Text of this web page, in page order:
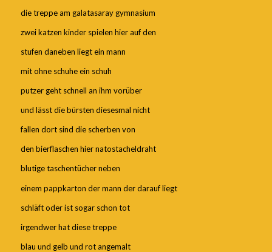
die treppe am galatasaray gymnasium
zwei katzen kinder spielen hier auf den
stufen daneben liegt ein mann
mit ohne schuhe ein schuh
putzer geht schnell an ihm vorüber
und lässt die bürsten diesesmal nicht
fallen dort sind die scherben von
den bierflaschen hier natostacheldraht
blutige taschentücher neben
einem pappkarton der mann der darauf liegt
schläft oder ist sogar schon tot
irgendwer hat diese treppe
blau und gelb und rot angemalt